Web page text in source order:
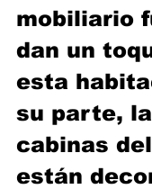
mobiliario
dan un
esta
su parte,
cabinas
están